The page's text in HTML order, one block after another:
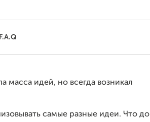
F.A.Q
масса идей, но всегда возникал
самые разные идеи. Что до